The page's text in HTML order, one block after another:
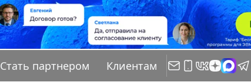
Стать партнером Клиентам